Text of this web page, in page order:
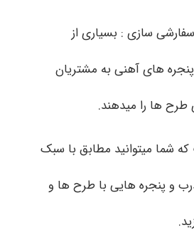
سازی : بسیاری از
های آهنی به مشتریان
ها را میدهند.
شما میتوانید مطابق با سبک
و پنجره هایی با طرح ها و